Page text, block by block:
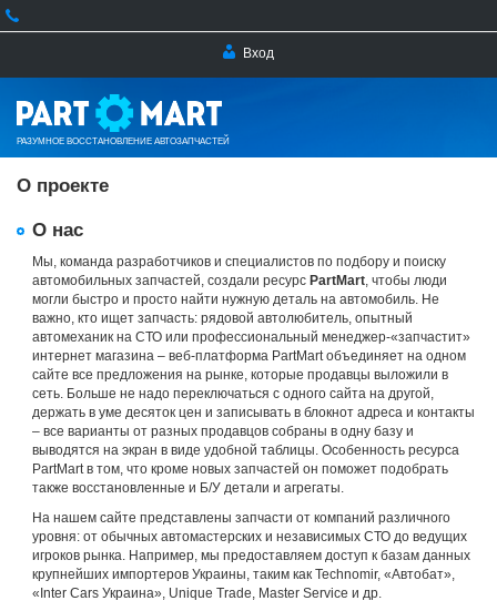
Вход
РАЗУМНОЕ ВОССТАНОВЛЕНИЕ АВТОЗАПЧАСТЕЙ
О проекте
О нас
Мы, команда разработчиков и специалистов по подбору и поиску
автомобильных запчастей, создали ресурс PartMart, чтобы люди
могли быстро и просто найти нужную деталь на автомобиль. Не
важно, кто ищет запчасть: рядовой автолюбитель, опытный
автомеханик на СТО или профессиональный менеджер-«запчастит»
интернет магазина – веб-платформа PartMart объединяет на одном
сайте все предложения на рынке, которые продавцы выложили в
сеть. Больше не надо переключаться с одного сайта на другой,
держать в уме десяток цен и записывать в блокнот адреса и контакты
– все варианты от разных продавцов собраны в одну базу и
выводятся на экран в виде удобной таблицы. Особенность ресурса
PartMart в том, что кроме новых запчастей он поможет подобрать
также восстановленные и Б/У детали и агрегаты.
На нашем сайте представлены запчасти от компаний различного
уровня: от обычных автомастерских и независимых СТО до ведущих
игроков рынка. Например, мы предоставляем доступ к базам данных
крупнейших импортеров Украины, таким как Technomir, «Автобат»,
«Inter Cars Украина», Unique Trade, Master Service и др.